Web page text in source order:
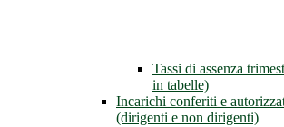
Tassi di assenza
in tabelle)
Incarichi conferiti e
(dirigenti e non dirigenti)